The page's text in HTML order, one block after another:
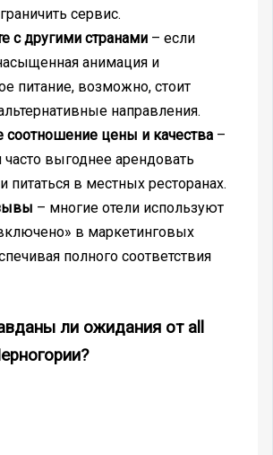
сервис.
с другими странами– если
анимация и
питание, возможно, стоит
направления.
соотношение цены и качества–
выгоднее арендовать
питаться в местных ресторанах.
– многие отели используют
в маркетинговых
полного соответствия
ли ожидания от all